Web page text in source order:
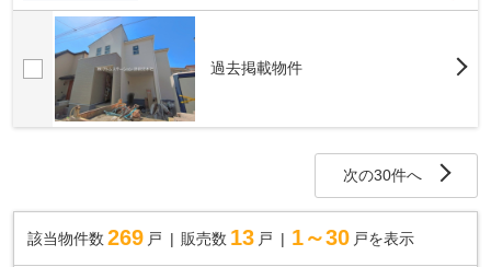
過去掲載物件
次の30件へ
該当物件数 269 戸 販売数 13 戸 1～30 戸を表示